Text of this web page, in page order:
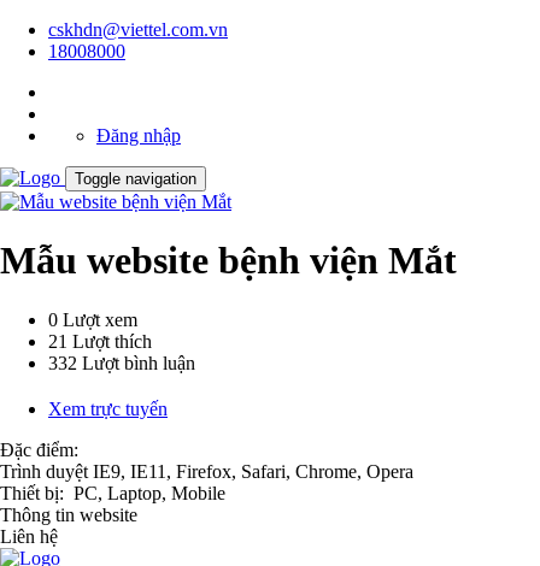
cskhdn@viettel.com.vn
18008000
Đăng nhập
Toggle navigation
Mẫu website bệnh viện Mắt
0 Lượt xem
21 Lượt thích
332 Lượt bình luận
Xem trực tuyến
Đặc điểm:
Trình duyệt IE9, IE11, Firefox, Safari, Chrome, Opera
Thiết bị: PC, Laptop, Mobile
Thông tin website
Liên hệ